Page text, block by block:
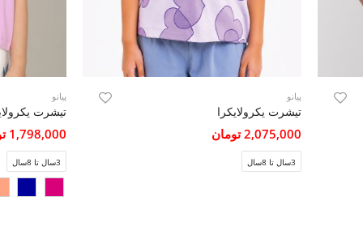
پیانو
تیشرت یکرولایکرا
2,075,000 تومان
3سال تا 8سال
پیانو
تیشرت
1,798,000 تومان
3سال تا 8سال